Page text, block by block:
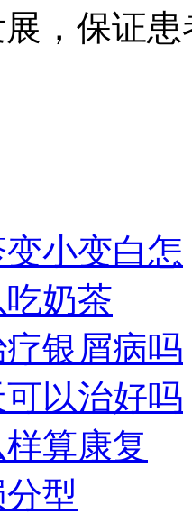
，保证
小变白怎
奶茶
银屑病吗
以治好吗
算康复
型